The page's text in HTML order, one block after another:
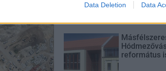
Data Deletion Data
református